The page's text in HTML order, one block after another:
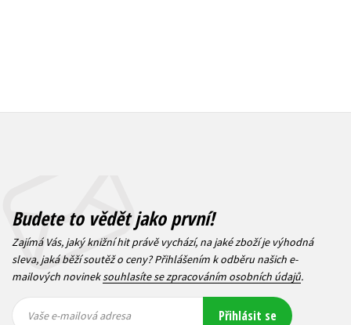
Budete to vědět jako první!
Zajímá Vás, jaký knižní hit právě vychází, na jaké zboží je výhodná
sleva, jaká běží soutěž o ceny? Přihlášením k odběru našich e-
mailových novineksouhlasíte se zpracováním osobních údajů.
mailová
mailová
Vaše e-mailová adresa Přihlásit se